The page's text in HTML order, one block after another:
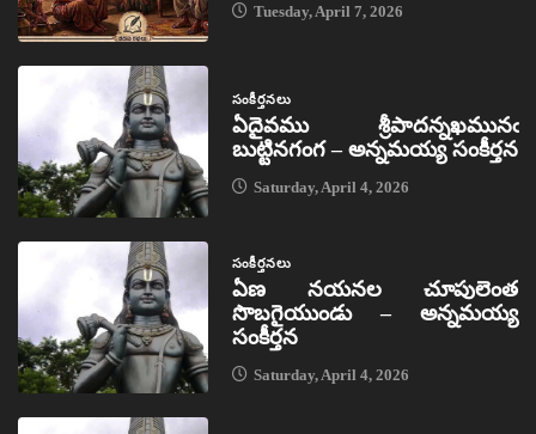
Tuesday, April 7, 2026
సంకీర్తనలు
ఏదైవము శ్రీపాదన్నఖమునఁ
బుట్టినగంగ – అన్నమయ్య సంకీర్తన
Saturday, April 4, 2026
సంకీర్తనలు
ఏణ నయనల చూపులెంత
సొబగైయుండు – అన్నమయ్య
సంకీర్తన
Saturday, April 4, 2026